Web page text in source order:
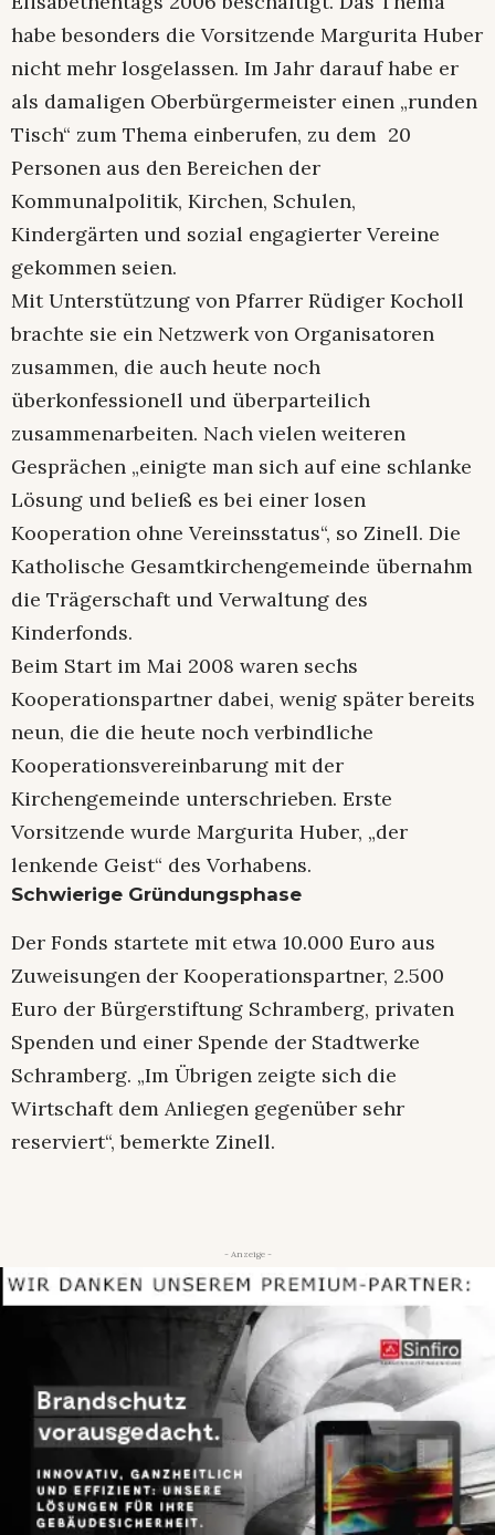
habe besonders die Vorsitzende Margurita Huber
nicht mehr losgelassen. Im Jahr darauf habe er
als damaligen Oberbürgermeister einen „runden
Tisch“ zum Thema einberufen, zu dem 20
Personen aus den Bereichen der
Kommunalpolitik, Kirchen, Schulen,
Kindergärten und sozial engagierter Vereine
gekommen seien.
Mit Unterstützung von Pfarrer Rüdiger Kocholl
brachte sie ein Netzwerk von Organisatoren
zusammen, die auch heute noch
überkonfessionell und überparteilich
zusammenarbeiten. Nach vielen weiteren
Gesprächen „einigte man sich auf eine schlanke
Lösung und beließ es bei einer losen
Kooperation ohne Vereinsstatus“, so Zinell. Die
Katholische Gesamtkirchengemeinde übernahm
die Trägerschaft und Verwaltung des
Kinderfonds.
Beim Start im Mai 2008 waren sechs
Kooperationspartner dabei, wenig später bereits
neun, die die heute noch verbindliche
Kooperationsvereinbarung mit der
Kirchengemeinde unterschrieben. Erste
Vorsitzende wurde Margurita Huber, „der
lenkende Geist“ des Vorhabens.
Schwierige Gründungsphase
Der Fonds startete mit etwa 10.000 Euro aus
Zuweisungen der Kooperationspartner, 2.500
Euro der Bürgerstiftung Schramberg, privaten
Spenden und einer Spende der Stadtwerke
Schramberg. „Im Übrigen zeigte sich die
Wirtschaft dem Anliegen gegenüber sehr
reserviert“, bemerkte Zinell.
- Anzeige -